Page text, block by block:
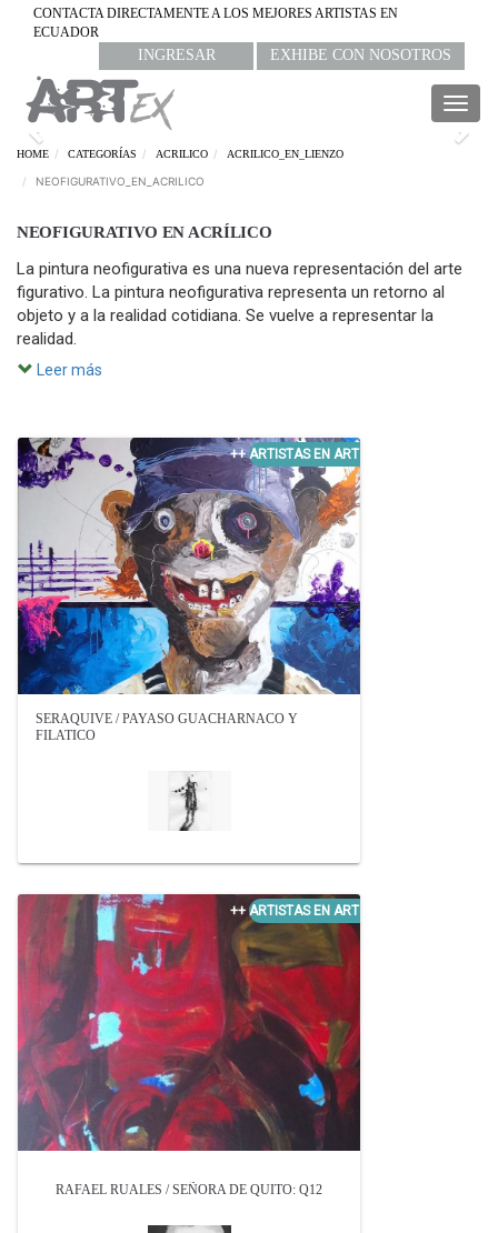
CONTACTA DIRECTAMENTE A LOS MEJORES ARTISTAS EN
ECUADOR
INGRESAR EXHIBE CON NOSOTROS
Previous
HOME CATEGORÍAS ACRILICO ACRILICO_EN_LIENZO
NEOFIGURATIVO_EN_ACRILICO
NEOFIGURATIVO EN ACRÍLICO
La pintura neofigurativa es una nueva representación del arte
figurativo. La pintura neofigurativa representa un retorno al
objeto y a la realidad cotidiana. Se vuelve a representar la
realidad.
Leer más
SERAQUIVE / PAYASO GUACHARNACO Y
FILATICO
RAFAEL RUALES / SEÑORA DE QUITO: Q12